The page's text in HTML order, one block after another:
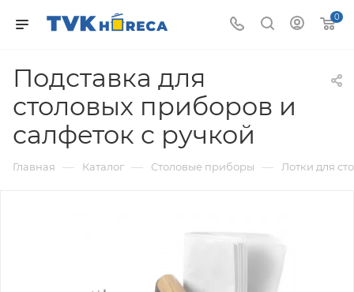
0
Подставка для
столовых приборов и
салфеток с ручкой
Главная — Каталог — Столовые приборы — Лотки для